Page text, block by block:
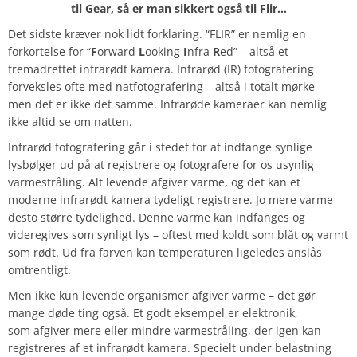
til Gear, så er man sikkert også til Flir…
Det sidste kræver nok lidt forklaring. “FLIR” er nemlig en
forkortelse for “Forward Looking Infra Red” – altså et
fremadrettet infrarødt kamera. Infrarød (IR) fotografering
forveksles ofte med natfotografering – altså i totalt mørke –
men det er ikke det samme. Infrarøde kameraer kan nemlig
ikke altid se om natten.
Infrarød fotografering går i stedet for at indfange synlige
lysbølger ud på at registrere og fotografere for os usynlig
varmestråling. Alt levende afgiver varme, og det kan et
moderne infrarødt kamera tydeligt registrere. Jo mere varme
desto større tydelighed. Denne varme kan indfanges og
videregives som synligt lys – oftest med koldt som blåt og varmt
som rødt. Ud fra farven kan temperaturen ligeledes anslås
omtrentligt.
Men ikke kun levende organismer afgiver varme – det gør
mange døde ting også. Et godt eksempel er elektronik,
som afgiver mere eller mindre varmestråling, der igen kan
registreres af et infrarødt kamera. Specielt under belastning